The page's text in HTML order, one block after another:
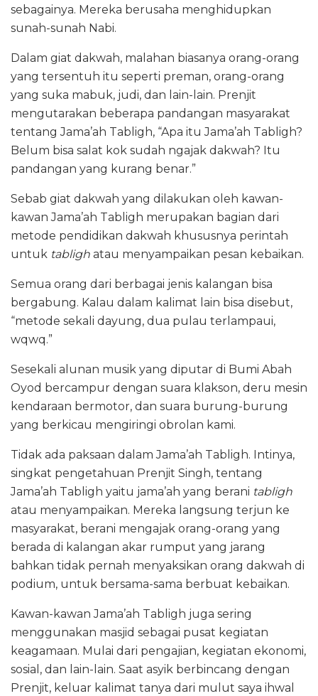
sebagainya. Mereka berusaha menghidupkan
sunah-sunah Nabi.
Dalam giat dakwah, malahan biasanya orang-orang
yang tersentuh itu seperti preman, orang-orang
yang suka mabuk, judi, dan lain-lain. Prenjit
mengutarakan beberapa pandangan masyarakat
tentang Jama’ah Tabligh, “Apa itu Jama’ah Tabligh?
Belum bisa salat kok sudah ngajak dakwah? Itu
pandangan yang kurang benar.”
Sebab giat dakwah yang dilakukan oleh kawan-
kawan Jama’ah Tabligh merupakan bagian dari
metode pendidikan dakwah khususnya perintah
untuk tabligh atau menyampaikan pesan kebaikan.
Semua orang dari berbagai jenis kalangan bisa
bergabung. Kalau dalam kalimat lain bisa disebut,
“metode sekali dayung, dua pulau terlampaui,
wqwq.”
Sesekali alunan musik yang diputar di Bumi Abah
Oyod bercampur dengan suara klakson, deru mesin
kendaraan bermotor, dan suara burung-burung
yang berkicau mengiringi obrolan kami.
Tidak ada paksaan dalam Jama’ah Tabligh. Intinya,
singkat pengetahuan Prenjit Singh, tentang
Jama’ah Tabligh yaitu jama’ah yang berani tabligh
atau menyampaikan. Mereka langsung terjun ke
masyarakat, berani mengajak orang-orang yang
berada di kalangan akar rumput yang jarang
bahkan tidak pernah menyaksikan orang dakwah di
podium, untuk bersama-sama berbuat kebaikan.
Kawan-kawan Jama’ah Tabligh juga sering
menggunakan masjid sebagai pusat kegiatan
keagamaan. Mulai dari pengajian, kegiatan ekonomi,
sosial, dan lain-lain. Saat asyik berbincang dengan
Prenjit, keluar kalimat tanya dari mulut saya ihwal